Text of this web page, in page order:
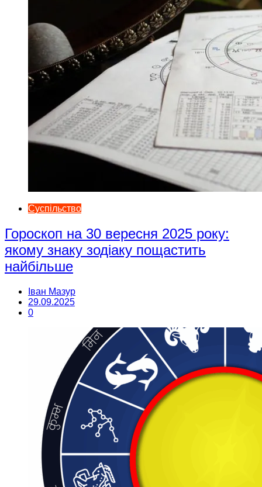
Суспільство
Гороскоп на 30 вересня 2025 року:
якому знаку зодіаку пощастить
найбільше
Іван Мазур
29.09.2025
0